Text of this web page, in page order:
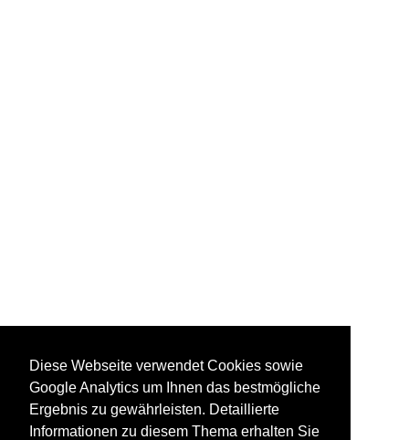
Diese Webseite verwendet Cookies sowie
Google Analytics um Ihnen das bestmögliche
Ergebnis zu gewährleisten. Detaillierte
Informationen zu diesem Thema erhalten Sie